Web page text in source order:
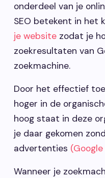
onderdeel van je
SEO betekent in het
je website zodat je
zoekresultaten van
zoekmachine.
Door het effectief
hoger in de
hoog staat in deze
je daar gekomen
advertenties
Wanneer je